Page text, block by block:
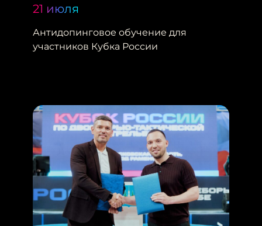
21 июля
Антидопинговое обучение для
участников Кубка России